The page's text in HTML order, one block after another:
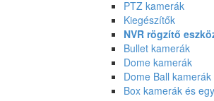
PTZ kamerák
Kiegészítők
NVR rögzítő
Bullet kamerák
Dome kamerák
Dome Ball kamerák
Box kamerák és